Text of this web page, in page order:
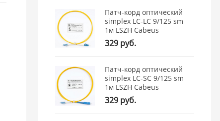
Патч-корд оптический
simplex LC-LC 9/125 sm
1м LSZH Cabeus
329 руб.
Патч-корд оптический
simplex LC-SC 9/125 sm
1м LSZH Cabeus
329 руб.